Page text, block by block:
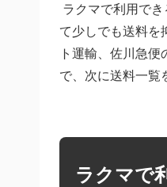
ラクマで利用で
て少しでも送料を
ト運輸、佐川急
で、次に送料一覧
ラクマで